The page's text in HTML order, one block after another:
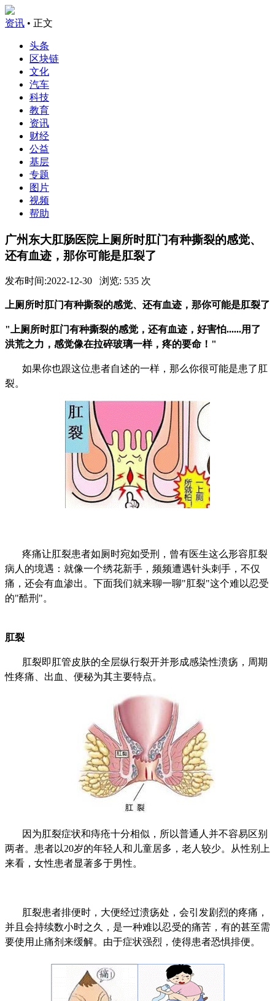
资讯 • 正文
头条
区块链
文化
汽车
科技
教育
资讯
财经
公益
基层
专题
图片
视频
帮助
广州东大肛肠医院上厕所时肛门有种撕裂的感觉、
还有血迹，那你可能是肛裂了
发布时间:2022-12-30 浏览: 535 次
上厕所时肛门有种撕裂的感觉、还有血迹，那你可能是肛裂了
"上厕所时肛门有种撕裂的感觉，还有血迹，好害怕......用了
洪荒之力，感觉像在拉碎玻璃一样，疼的要命！"
如果你也跟这位患者自述的一样，那么你很可能是患了肛
裂。
疼痛让肛裂患者如厕时宛如受刑，曾有医生这么形容肛裂
病人的境遇：就像一个绣花新手，频频遭遇针头刺手，不仅
痛，还会有血渗出。下面我们就来聊一聊"肛裂"这个难以忍受
的"酷刑"。
肛裂
肛裂即肛管皮肤的全层纵行裂开并形成感染性溃疡，周期
性疼痛、出血、便秘为其主要特点。
因为肛裂症状和痔疮十分相似，所以普通人并不容易区别
两者。患者以20岁的年轻人和儿童居多，老人较少。从性别上
来看，女性患者显著多于男性。
肛裂患者排便时，大便经过溃疡处，会引发剧烈的疼痛，
并且会持续数小时之久，是一种难以忍受的痛苦，有的甚至需
要使用止痛剂来缓解。由于症状强烈，使得患者恐惧排便。